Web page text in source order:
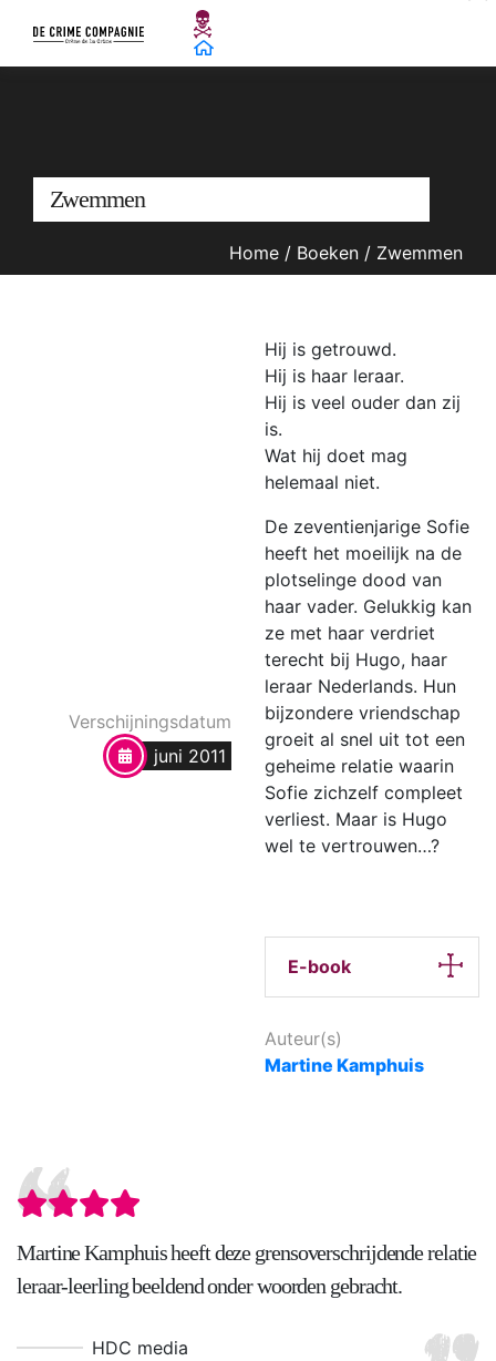
Zwemmen
Home / Boeken / Zwemmen
Verschijningsdatum
juni 2011
Hij is getrouwd.
Hij is haar leraar.
Hij is veel ouder dan zij
is.
Wat hij doet mag
helemaal niet.
De zeventienjarige Sofie
heeft het moeilijk na de
plotselinge dood van
haar vader. Gelukkig kan
ze met haar verdriet
terecht bij Hugo, haar
leraar Nederlands. Hun
bijzondere vriendschap
groeit al snel uit tot een
geheime relatie waarin
Sofie zichzelf compleet
verliest. Maar is Hugo
wel te vertrouwen…?
E-book
Auteur(s)
Martine Kamphuis
Martine Kamphuis heeft deze grensoverschrijdende relatie
leraar-leerling beeldend onder woorden gebracht.
HDC media